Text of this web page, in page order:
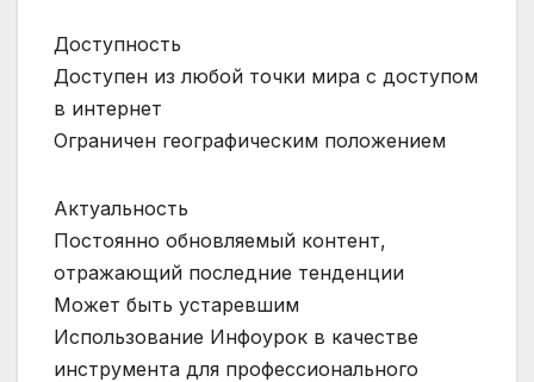
Доступность
Доступен из любой точки мира с доступом
в интернет
Ограничен географическим положением
Актуальность
Постоянно обновляемый контент,
отражающий последние тенденции
Может быть устаревшим
Использование Инфоурок в качестве
инструмента для профессионального